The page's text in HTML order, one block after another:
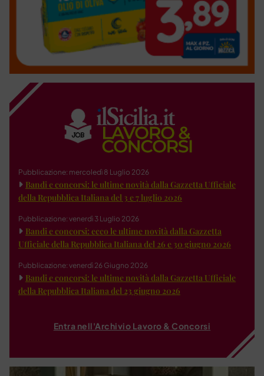
Pubblicazione: mercoledì 8 Luglio 2026
Bandi e concorsi: le ultime novità dalla Gazzetta Ufficiale
della Repubblica Italiana del 3 e 7 luglio 2026
Pubblicazione: venerdì 3 Luglio 2026
Bandi e concorsi: ecco le ultime novità dalla Gazzetta
Ufficiale della Repubblica Italiana del 26 e 30 giugno 2026
Pubblicazione: venerdì 26 Giugno 2026
Bandi e concorsi: le ultime novità dalla Gazzetta Ufficiale
della Repubblica Italiana del 23 giugno 2026
Entra nell'Archivio Lavoro & Concorsi